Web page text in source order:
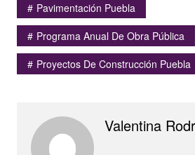
Pavimentación Puebla
Programa Anual De Obra Pública
Proyectos De Construcción Puebla
Valentina